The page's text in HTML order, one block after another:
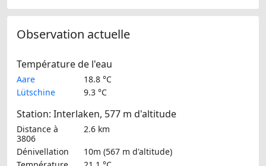
Observation actuelle
Température de l'eau
Aare
18.8 °C
Lütschine
9.3 °C
Station: Interlaken, 577 m d'altitude
Distance à
3806
2.6 km
Dénivellation
10m (567 m d'altitude)